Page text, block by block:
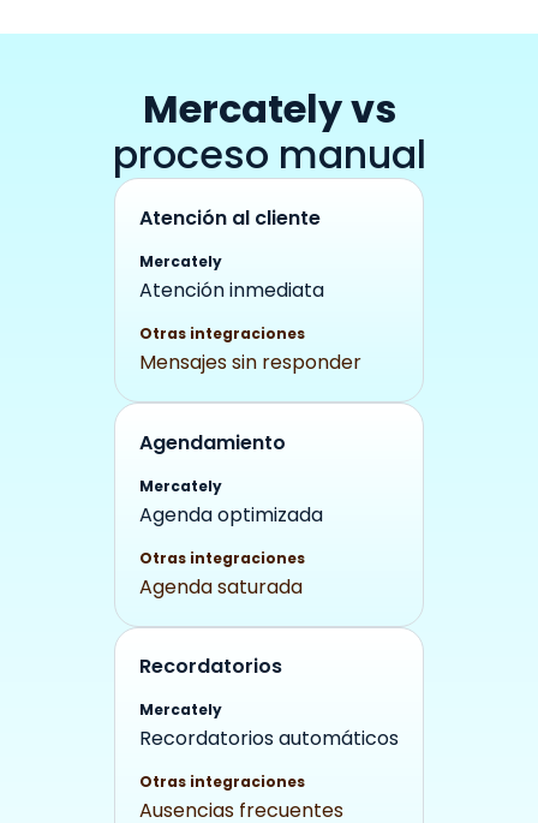
Mercately vs
proceso manual
Atención al cliente
Mercately
Atención inmediata
Otras integraciones
Mensajes sin responder
Agendamiento
Mercately
Agenda optimizada
Otras integraciones
Agenda saturada
Recordatorios
Mercately
Recordatorios automáticos
Otras integraciones
Ausencias frecuentes